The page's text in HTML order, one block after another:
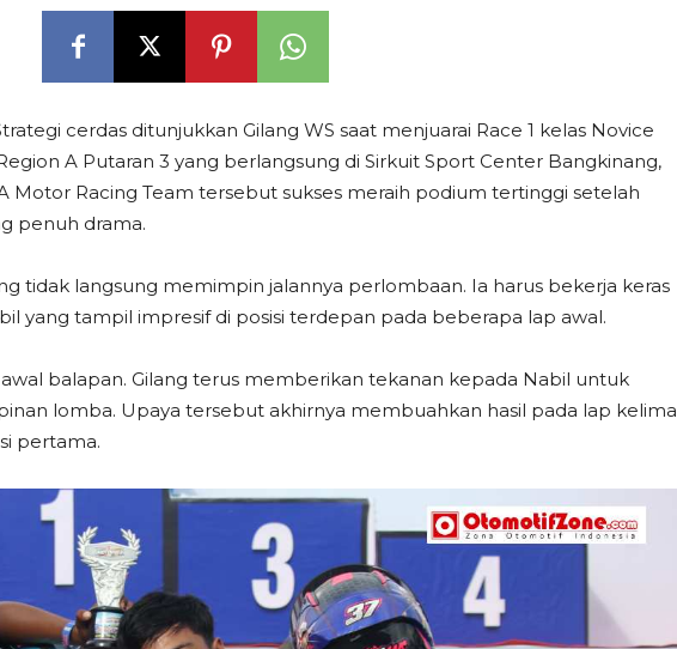
cerdas ditunjukkan Gilang WS saat menjuarai Race 1 kelas Novice
A Putaran 3 yang berlangsung di Sirkuit Sport Center Bangkinang,
Motor Racing Team tersebut sukses meraih podium tertinggi setelah
penuh drama.
tidak langsung memimpin jalannya perlombaan. Ia harus bekerja keras
yang tampil impresif di posisi terdepan pada beberapa lap awal.
balapan. Gilang terus memberikan tekanan kepada Nabil untuk
lomba. Upaya tersebut akhirnya membuahkan hasil pada lap kelima
pertama.